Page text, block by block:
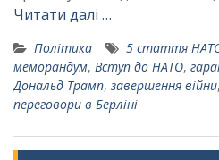
Читати далі …
Політика 5 стаття
меморандум, Вступ до НАТО,
Дональд Трамп, завершення війни,
переговори в Берліні